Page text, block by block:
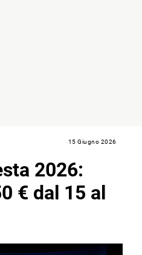
15 Giugno 2026
2026:
€ dal 15 al